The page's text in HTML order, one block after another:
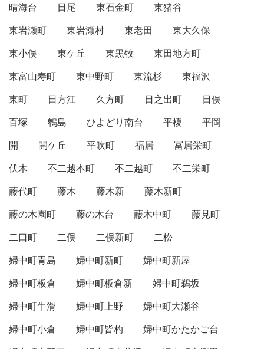
晴海台 日尾 東石金町
東猪谷
東岩瀬町
東岩瀬村 東老田
東大久保
東小俣
東ケ丘 東黒牧
東田地方町
東富山寿町
東中野町 東流杉
東福沢
東町
日方江 久方町 日之出町
日俣
百塚
鵯島 ひよどり南台 平榎
平岡
開
開ケ丘 平吹町 福居
冨居栄町
伏木
不二越本町 不二越町
不二栄町
藤代町
藤木 藤木新
藤木新町
藤の木園町
藤の木台 藤木中町
藤見町
二口町
二俣 二俣新町
二松
婦中町青島
婦中町新町
婦中町新屋
婦中町板倉
婦中町板倉新
婦中町鵜坂
婦中町牛滑
婦中町上野
婦中町大瀬谷
婦中町小倉
婦中町皆杓
婦中町かたかご台